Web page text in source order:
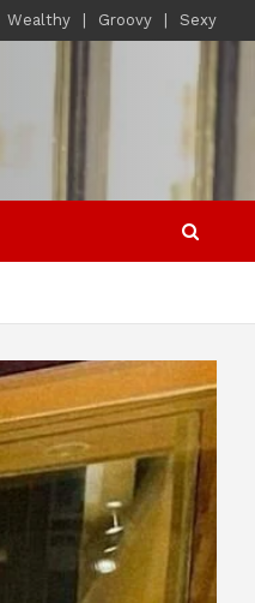
Wealthy Groovy Sexy